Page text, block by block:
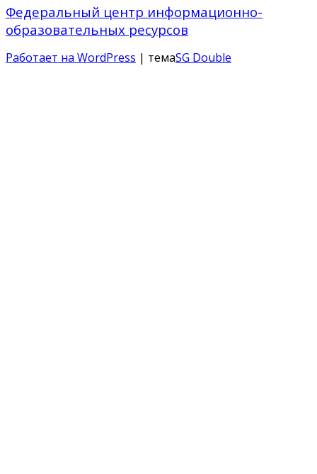
Федеральный центр информационно-
образовательных ресурсов
Работает на WordPress | темаSG Double